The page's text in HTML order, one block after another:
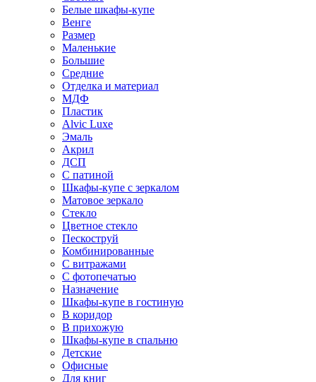
Белые шкафы-купе
Венге
Размер
Маленькие
Большие
Средние
Отделка и материал
МДФ
Пластик
Alvic Luxe
Эмаль
Акрил
ДСП
С патиной
Шкафы-купе с зеркалом
Матовое зеркало
Стекло
Цветное стекло
Пескоструй
Комбинированные
С витражами
С фотопечатью
Назначение
Шкафы-купе в гостиную
В коридор
В прихожую
Шкафы-купе в спальню
Детские
Офисные
Для книг